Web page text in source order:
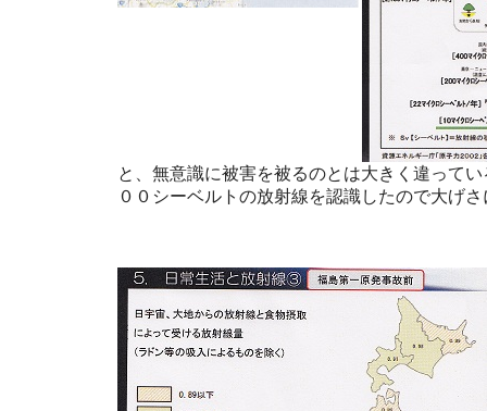
と、無意識に被害を被るのとは大きく違って
００シーベルトの放射線を認識したので大げ